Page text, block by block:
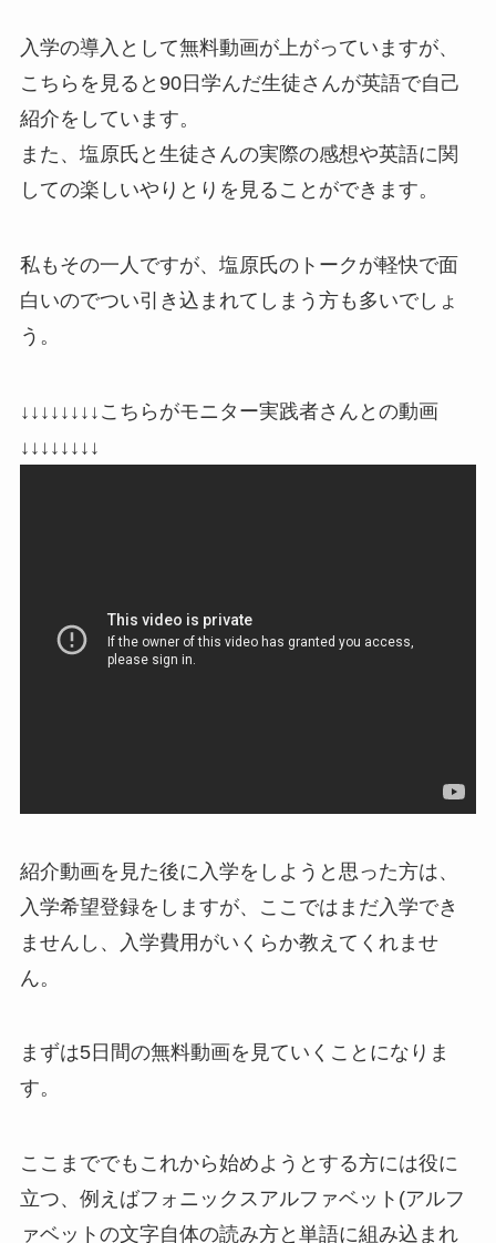
入学の導入として無料動画が上がっていますが、
こちらを見ると90日学んだ生徒さんが英語で自己
紹介をしています。
また、塩原氏と生徒さんの実際の感想や英語に関
しての楽しいやりとりを見ることができます。
私もその一人ですが、塩原氏のトークが軽快で面
白いのでつい引き込まれてしまう方も多いでしょ
う。
↓↓↓↓↓↓↓↓こちらがモニター実践者さんとの動画
↓↓↓↓↓↓↓↓
紹介動画を見た後に入学をしようと思った方は、
入学希望登録をしますが、
ここではまだ入学でき
ません し、入学費用がいくらか教えてくれませ
ん。
まずは5日間の無料動画を見ていくことになりま
す。
ここまででもこれから始めようとする方には役に
立つ、例えばフォニックスアルファベット(アルフ
ァベットの文字自体の読み方と単語に組み込まれ